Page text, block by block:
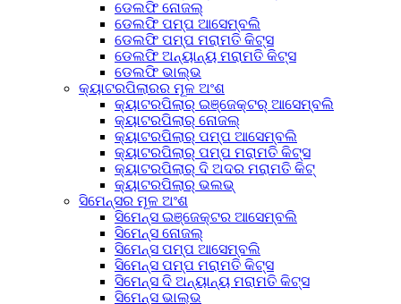
ଡେଲଫି ନୋଜଲ୍
ଡେଲଫି ପମ୍ପ ଆସେମ୍ବଲି
ଡେଲଫି ପମ୍ପ ମରାମତି କିଟ୍ସ
ଡେଲଫି ଅନ୍ୟାନ୍ୟ ମରାମତି କିଟ୍ସ
ଡେଲଫି ଭାଲ୍ଭ
କ୍ୟାଟରପିଲାରର ମୂଳ ଅଂଶ
କ୍ୟାଟରପିଲାର୍ ଇଞ୍ଜେକ୍ଟର୍ ଆସେମ୍ବଲି
କ୍ୟାଟରପିଲାର୍ ନୋଜଲ୍
କ୍ୟାଟରପିଲାର୍ ପମ୍ପ ଆସେମ୍ବଲି
କ୍ୟାଟରପିଲାର୍ ପମ୍ପ ମରାମତି କିଟ୍ସ
କ୍ୟାଟରପିଲାର୍ ଦି ଅଦର ମରାମତି କିଟ୍
କ୍ୟାଟରପିଲାର୍ ଭଲଭ୍
ସିମେନ୍ସର ମୂଳ ଅଂଶ
ସିମେନ୍ସ ଇଞ୍ଜେକ୍ଟର ଆସେମ୍ବଲି
ସିମେନ୍ସ ନୋଜଲ୍
ସିମେନ୍ସ ପମ୍ପ ଆସେମ୍ବଲି
ସିମେନ୍ସ ପମ୍ପ ମରାମତି କିଟ୍ସ
ସିମେନ୍ସ ଦି ଅନ୍ୟାନ୍ୟ ମରାମତି କିଟ୍ସ
ସିମେନ୍ସ ଭାଲ୍ଭ